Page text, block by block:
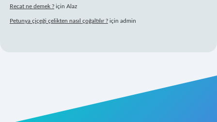
Recat ne demek ? için Alaz
Petunya çiçeği çelikten nasıl çoğaltılır ? için admin